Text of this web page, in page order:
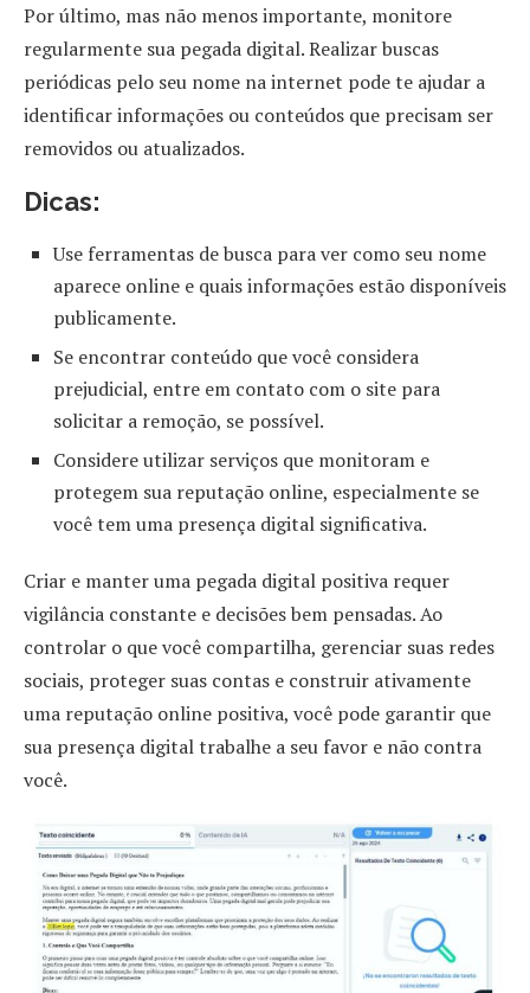
Por último, mas não menos importante, monitore
regularmente sua pegada digital. Realizar buscas
periódicas pelo seu nome na internet pode te ajudar a
identificar informações ou conteúdos que precisam ser
removidos ou atualizados.
Dicas:
Use ferramentas de busca para ver como seu nome
aparece online e quais informações estão disponíveis
publicamente.
Se encontrar conteúdo que você considera
prejudicial, entre em contato com o site para
solicitar a remoção, se possível.
Considere utilizar serviços que monitoram e
protegem sua reputação online, especialmente se
você tem uma presença digital significativa.
Criar e manter uma pegada digital positiva requer
vigilância constante e decisões bem pensadas. Ao
controlar o que você compartilha, gerenciar suas redes
sociais, proteger suas contas e construir ativamente
uma reputação online positiva, você pode garantir que
sua presença digital trabalhe a seu favor e não contra
você.